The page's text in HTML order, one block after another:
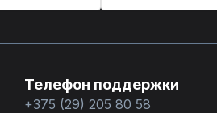
Телефон поддержки
+375 (29) 205 80 58